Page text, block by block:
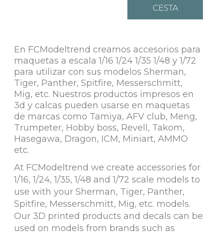
CESTA
En FCModeltrend creamos accesorios para
maquetas a escala 1/16 1/24 1/35 1/48 y 1/72
para utilizar con sus modelos Sherman,
Tiger, Panther, Spitfire, Messerschmitt,
Mig, etc. Nuestros productos impresos en
3d y calcas pueden usarse en maquetas
de marcas como Tamiya, AFV club, Meng,
Trumpeter, Hobby boss, Revell, Takom,
Hasegawa, Dragon, ICM, Miniart, AMMO
etc.
At FCModeltrend we create accessories for
1/16, 1/24, 1/35, 1/48 and 1/72 scale models to
use with your Sherman, Tiger, Panther,
Spitfire, Messerschmitt, Mig, etc. models.
Our 3D printed products and decals can be
used on models from brands such as